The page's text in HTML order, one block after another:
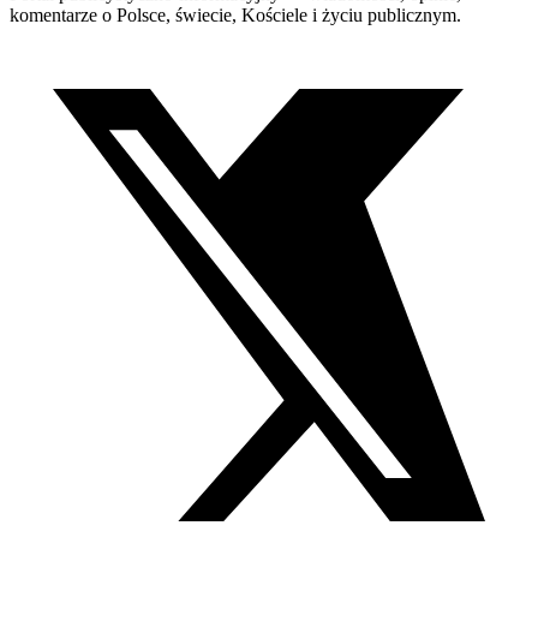
komentarze o Polsce, świecie, Kościele i życiu publicznym.